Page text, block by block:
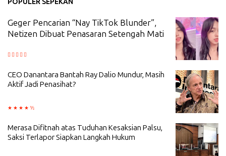
POPULER SEPEKAN
Geger Pencarian “Nay TikTok Blunder”,
Netizen Dibuat Penasaran Setengah Mati
CEO Danantara Bantah Ray Dalio Mundur, Masih
Aktif Jadi Penasihat?
Merasa Difitnah atas Tuduhan Kesaksian Palsu,
Saksi Terlapor Siapkan Langkah Hukum